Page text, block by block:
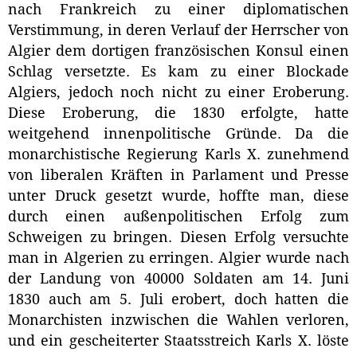
nach Frankreich zu einer diplomatischen
Verstimmung, in deren Verlauf der Herrscher von
Algier dem dortigen französischen Konsul einen
Schlag versetzte. Es kam zu einer Blockade
Algiers, jedoch noch nicht zu einer Eroberung.
Diese Eroberung, die 1830 erfolgte, hatte
weitgehend innenpolitische Gründe. Da die
monarchistische Regierung Karls X. zunehmend
von liberalen Kräften in Parlament und Presse
unter Druck gesetzt wurde, hoffte man, diese
durch einen außenpolitischen Erfolg zum
Schweigen zu bringen. Diesen Erfolg versuchte
man in Algerien zu erringen. Algier wurde nach
der Landung von 40000 Soldaten am 14. Juni
1830 auch am 5. Juli erobert, doch hatten die
Monarchisten inzwischen die Wahlen verloren,
und ein gescheiterter Staatsstreich Karls X. löste